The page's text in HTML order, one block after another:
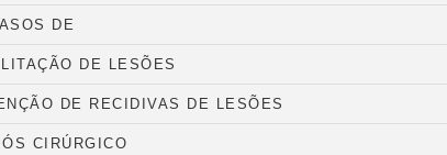
DE
DE LESÕES
DE RECIDIVAS DE LESÕES
CIRÚRGICO